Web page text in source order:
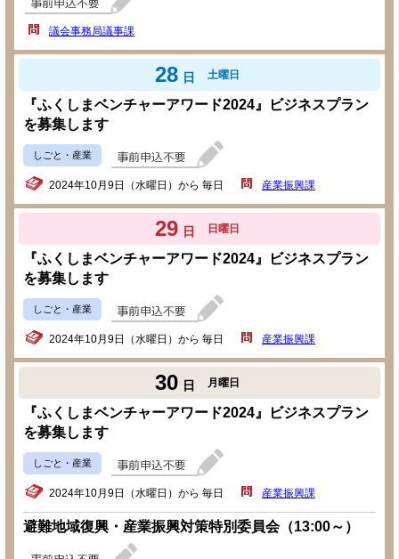
議会事務局議事課
28 日 土曜日
『ふくしまベンチャーアワード2024』ビジネスプラン
を募集します
しごと・産業
2024年10月9日（水曜日）から 毎日 産業振興課
29 日 日曜日
『ふくしまベンチャーアワード2024』ビジネスプラン
を募集します
しごと・産業
2024年10月9日（水曜日）から 毎日 産業振興課
30 日 月曜日
『ふくしまベンチャーアワード2024』ビジネスプラン
を募集します
しごと・産業
2024年10月9日（水曜日）から 毎日 産業振興課
避難地域復興・産業振興対策特別委員会（13:00～）